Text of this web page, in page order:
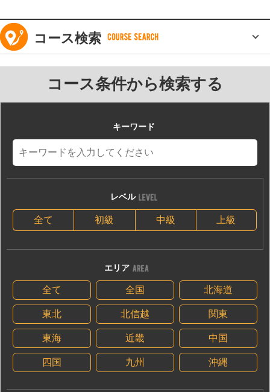
コース検索
コース条件から検索する
キーワード
レベル
全て 初級 中級 上級
エリア
全て 全国 北海道
東北 北信越 関東
東海 近畿 中国
四国 九州 沖縄